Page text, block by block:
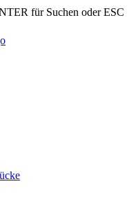
für Suchen oder ESC